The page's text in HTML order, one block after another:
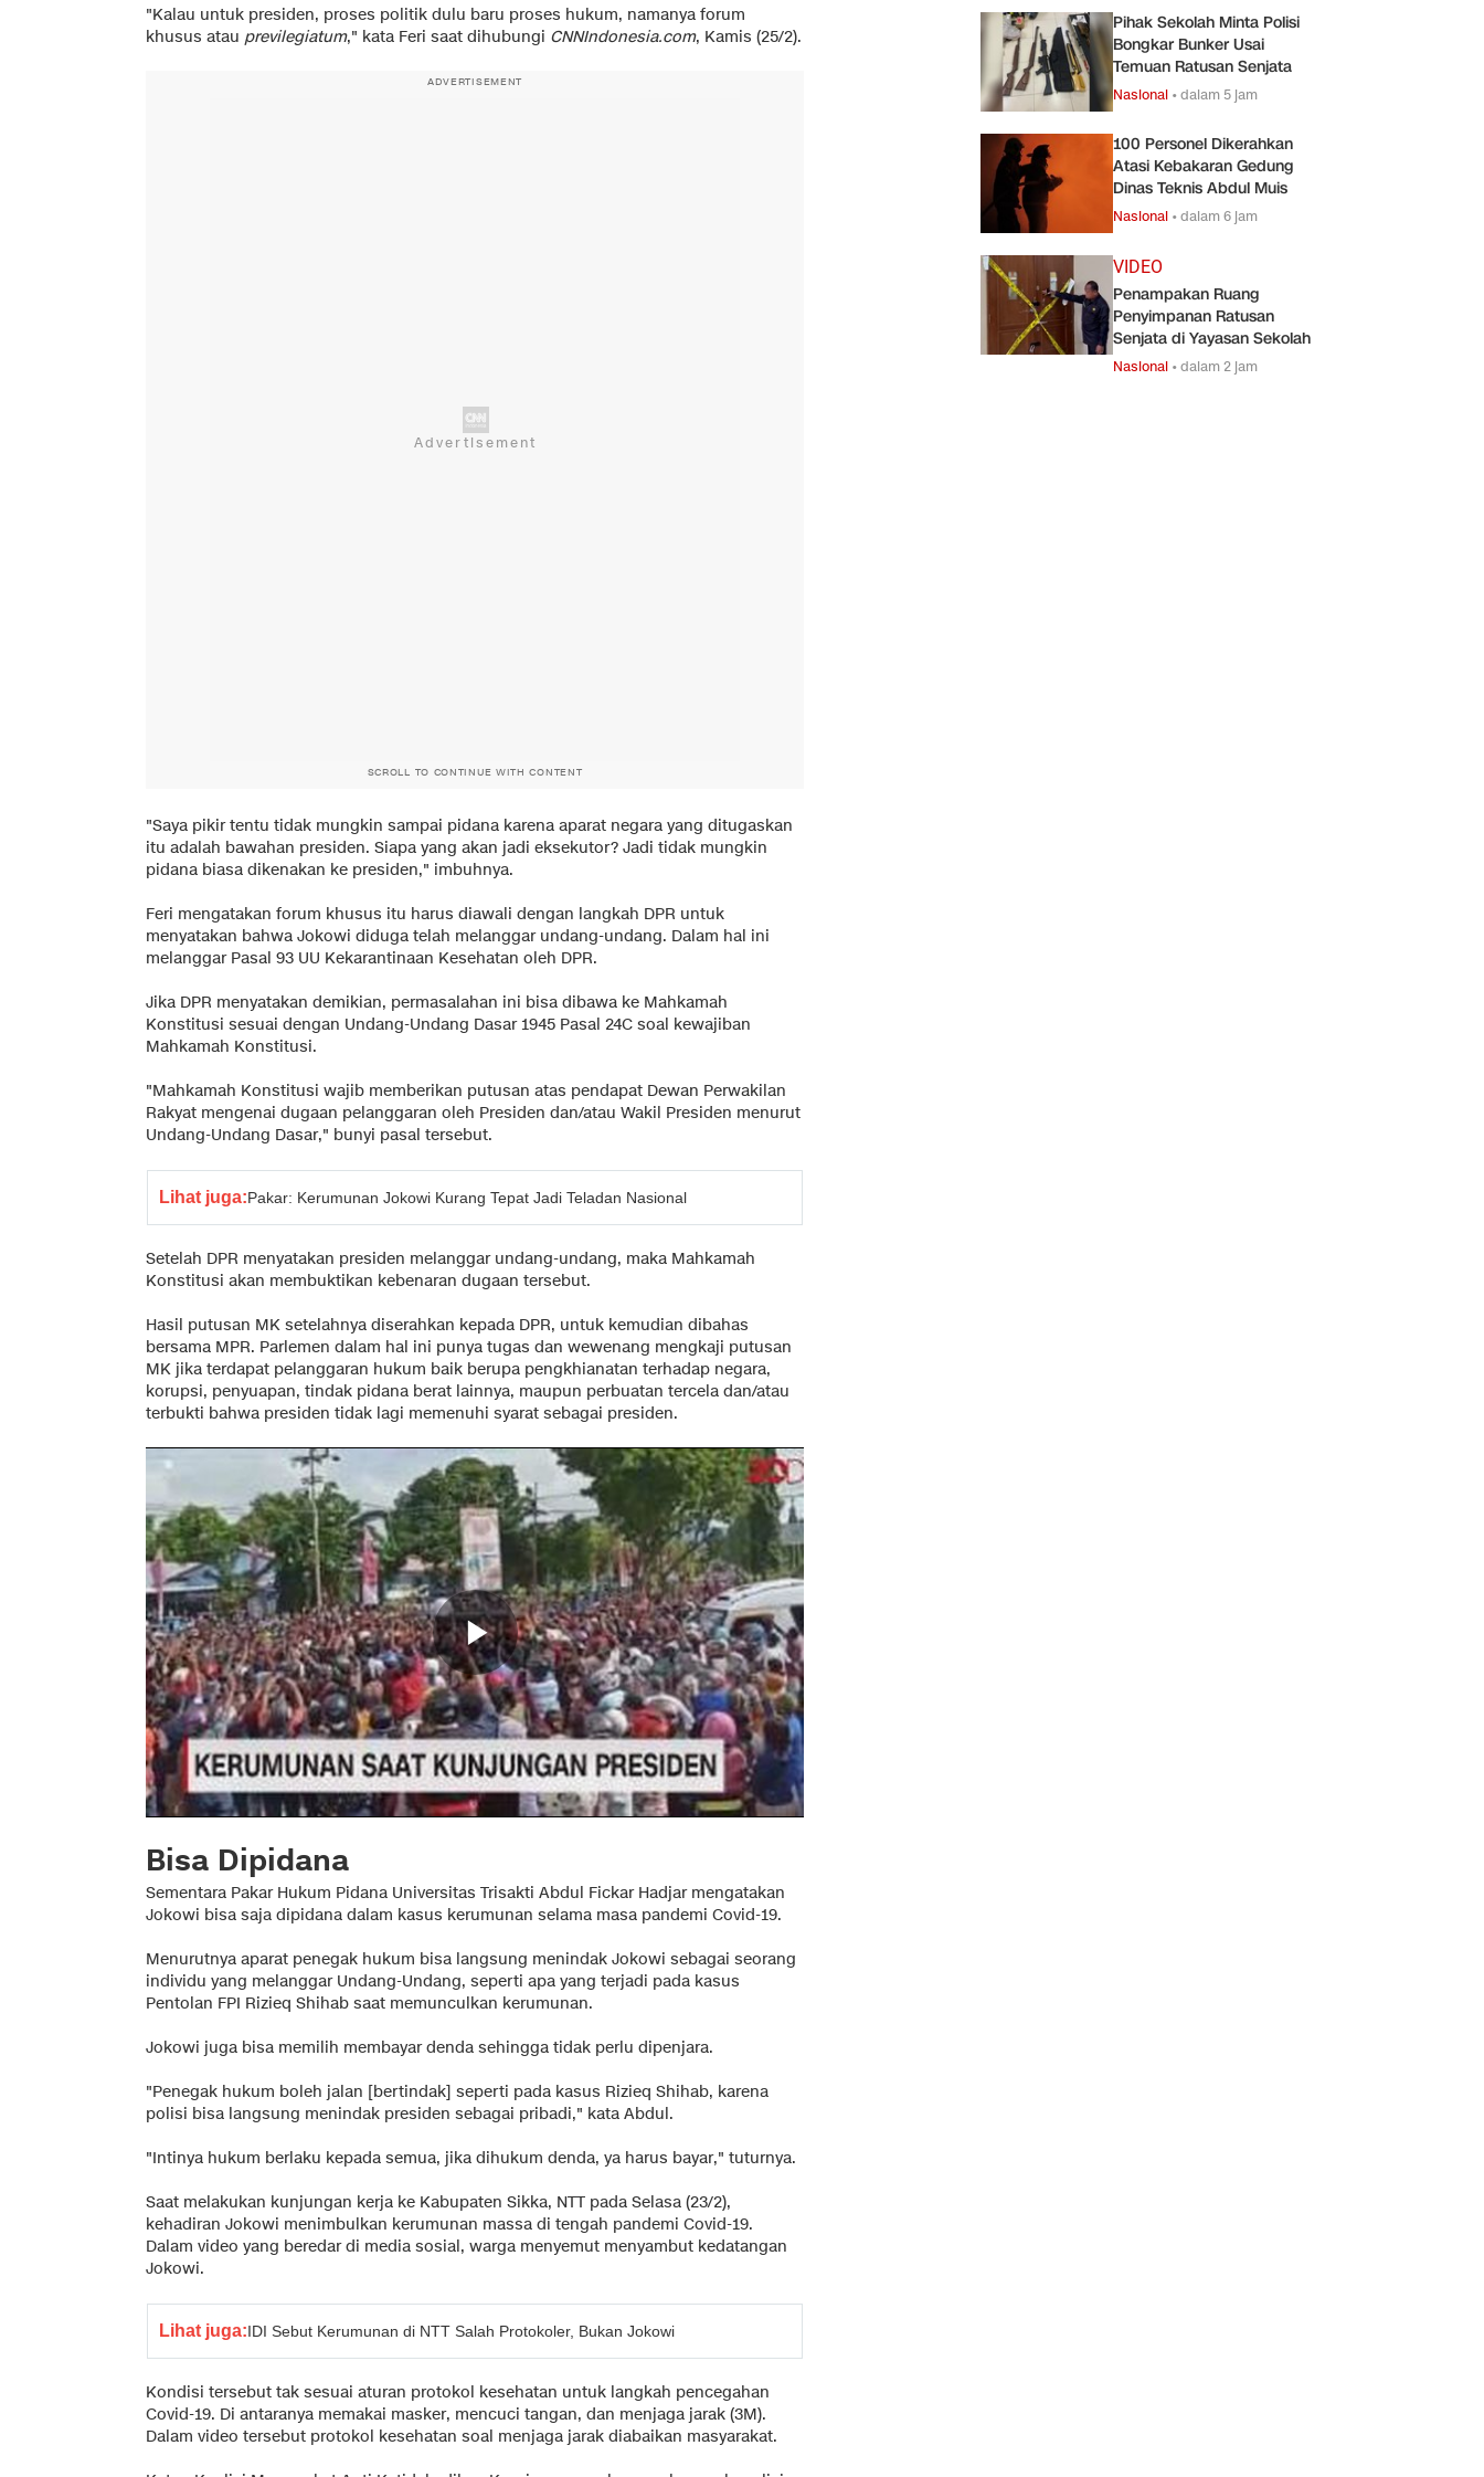
"Kalau untuk presiden, proses politik dulu baru proses hukum, namanya forum
khusus atau previlegiatum," kata Feri saat dihubungi CNNIndonesia.com, Kamis (25/2).
ADVERTISEMENT
SCROLL TO CONTINUE WITH CONTENT
"Saya pikir tentu tidak mungkin sampai pidana karena aparat negara yang ditugaskan
itu adalah bawahan presiden. Siapa yang akan jadi eksekutor? Jadi tidak mungkin
pidana biasa dikenakan ke presiden," imbuhnya.
Feri mengatakan forum khusus itu harus diawali dengan langkah DPR untuk
menyatakan bahwa Jokowi diduga telah melanggar undang-undang. Dalam hal ini
melanggar Pasal 93 UU Kekarantinaan Kesehatan oleh DPR.
Jika DPR menyatakan demikian, permasalahan ini bisa dibawa ke Mahkamah
Konstitusi sesuai dengan Undang-Undang Dasar 1945 Pasal 24C soal kewajiban
Mahkamah Konstitusi.
"Mahkamah Konstitusi wajib memberikan putusan atas pendapat Dewan Perwakilan
Rakyat mengenai dugaan pelanggaran oleh Presiden dan/atau Wakil Presiden menurut
Undang-Undang Dasar," bunyi pasal tersebut.
Lihat juga:Pakar: Kerumunan Jokowi Kurang Tepat Jadi Teladan Nasional
Setelah DPR menyatakan presiden melanggar undang-undang, maka Mahkamah
Konstitusi akan membuktikan kebenaran dugaan tersebut.
Hasil putusan MK setelahnya diserahkan kepada DPR, untuk kemudian dibahas
bersama MPR. Parlemen dalam hal ini punya tugas dan wewenang mengkaji putusan
MK jika terdapat pelanggaran hukum baik berupa pengkhianatan terhadap negara,
korupsi, penyuapan, tindak pidana berat lainnya, maupun perbuatan tercela dan/atau
terbukti bahwa presiden tidak lagi memenuhi syarat sebagai presiden.
Bisa Dipidana
Sementara Pakar Hukum Pidana Universitas Trisakti Abdul Fickar Hadjar mengatakan
Jokowi bisa saja dipidana dalam kasus kerumunan selama masa pandemi Covid-19.
Menurutnya aparat penegak hukum bisa langsung menindak Jokowi sebagai seorang
individu yang melanggar Undang-Undang, seperti apa yang terjadi pada kasus
Pentolan FPI Rizieq Shihab saat memunculkan kerumunan.
Jokowi juga bisa memilih membayar denda sehingga tidak perlu dipenjara.
"Penegak hukum boleh jalan [bertindak] seperti pada kasus Rizieq Shihab, karena
polisi bisa langsung menindak presiden sebagai pribadi," kata Abdul.
"Intinya hukum berlaku kepada semua, jika dihukum denda, ya harus bayar," tuturnya.
Saat melakukan kunjungan kerja ke Kabupaten Sikka, NTT pada Selasa (23/2),
kehadiran Jokowi menimbulkan kerumunan massa di tengah pandemi Covid-19.
Dalam video yang beredar di media sosial, warga menyemut menyambut kedatangan
Jokowi.
Lihat juga:IDI Sebut Kerumunan di NTT Salah Protokoler, Bukan Jokowi
Kondisi tersebut tak sesuai aturan protokol kesehatan untuk langkah pencegahan
Covid-19. Di antaranya memakai masker, mencuci tangan, dan menjaga jarak (3M).
Dalam video tersebut protokol kesehatan soal menjaga jarak diabaikan masyarakat.
Pihak Sekolah Minta Polisi
Bongkar Bunker Usai
Temuan Ratusan Senjata
Nasional •dalam 5 jam
100 Personel Dikerahkan
Atasi Kebakaran Gedung
Dinas Teknis Abdul Muis
Nasional •dalam 6 jam
VIDEO
Penampakan Ruang
Penyimpanan Ratusan
Senjata di Yayasan Sekolah
Nasional •dalam 2 jam